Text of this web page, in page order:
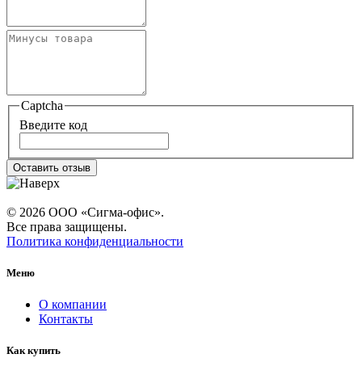
Captcha
Введите код
Оставить отзыв
© 2026 ООО «Сигма-офис».
Все права защищены.
Политика конфиденциальности
Меню
О компании
Контакты
Как купить